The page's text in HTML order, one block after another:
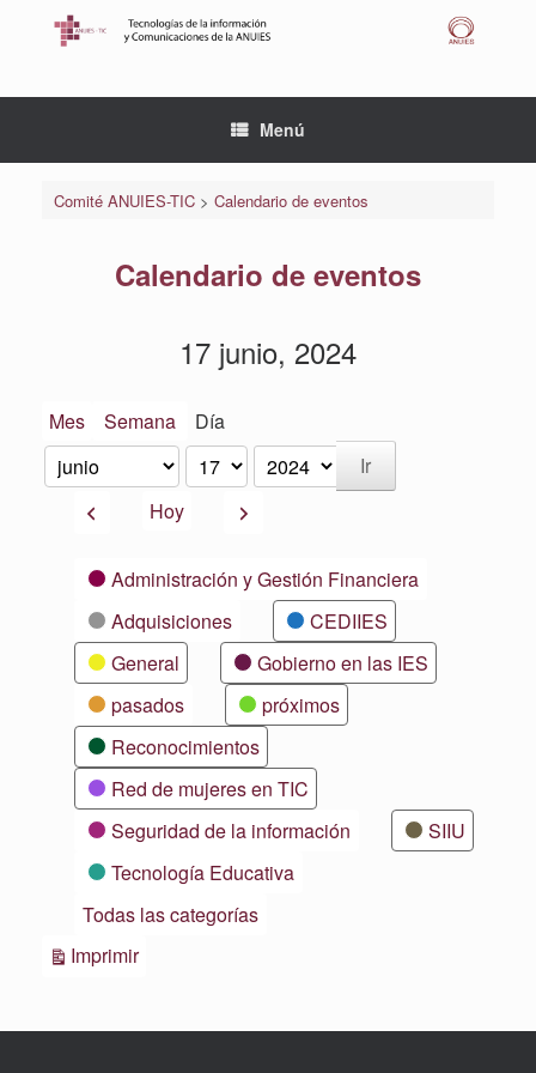
Menú
Comité ANUIES-TIC> Calendario de eventos
Calendario de eventos
17 junio, 2024
Mes Semana Día
Mes
Día
Año
AnteriorHoy Siguiente
CategoríasAdministración y Gestión Financiera
Adquisiciones
CEDIIES
General
Gobierno en las IES
pasados
próximos
Reconocimientos
Red de mujeres en TIC
Seguridad de la información
SIIU
Tecnología Educativa
Todas las categorías
ImprimirVistas